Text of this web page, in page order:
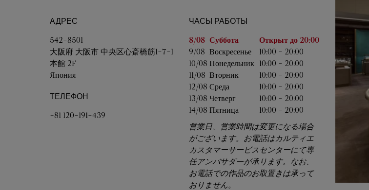
АДРЕС
542-8501
大阪府 大阪市 中央区心斎橋筋1-7-1
本館 2F
Япония
ТЕЛЕФОН
+81 120-191-439
ЧАСЫ РАБОТЫ
День неделиЧасы работы
8/08 Суббота Открыт до 20:00
9/08 Воскресенье 10:00 - 20:00
10/08 Понедельник 10:00 - 20:00
11/08 Вторник 10:00 - 20:00
12/08 Среда 10:00 - 20:00
13/08 Четверг 10:00 - 20:00
14/08 Пятница 10:00 - 20:00
営業日、営業時間は変更になる場合
がございます。お電話はカルティエ
カスタマーサービスセンターにて専
任アンバサダーが承ります。なお、
お電話での作品のお取置きは承って
おりません。